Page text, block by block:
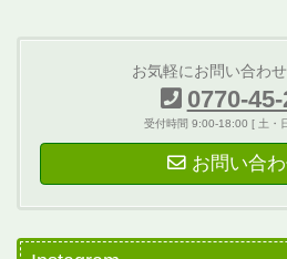
お気軽にお問い合わせ
0770-
受付時間 9:00-18:00 [ 土・
お問い合